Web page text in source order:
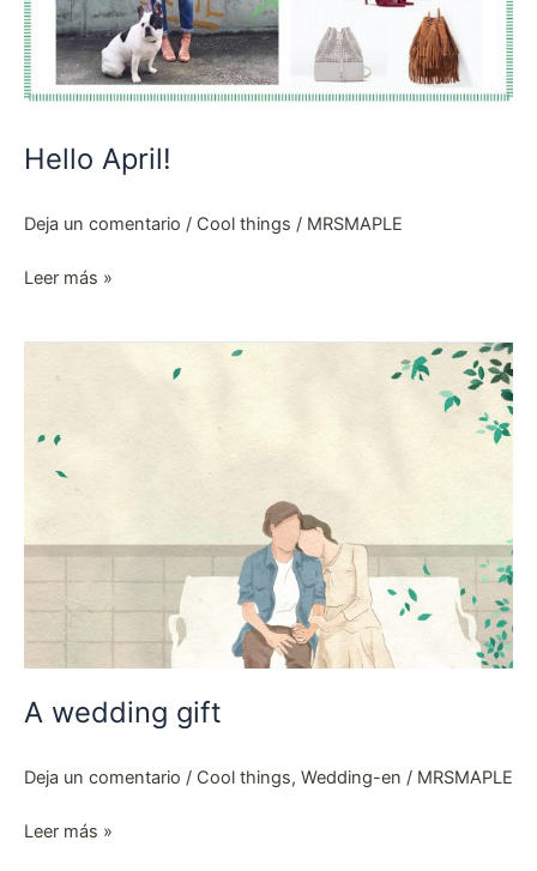
Hello April!
Deja un comentario / Cool things / MRSMAPLE
Leer más »
A wedding gift
Deja un comentario / Cool things, Wedding-en / MRSMAPLE
wedding
Leer más »